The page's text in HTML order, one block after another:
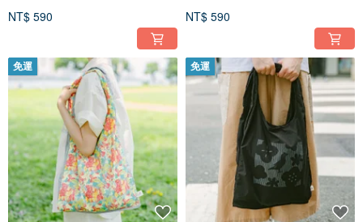
NT$ 590 NT$ 590
免運 免運